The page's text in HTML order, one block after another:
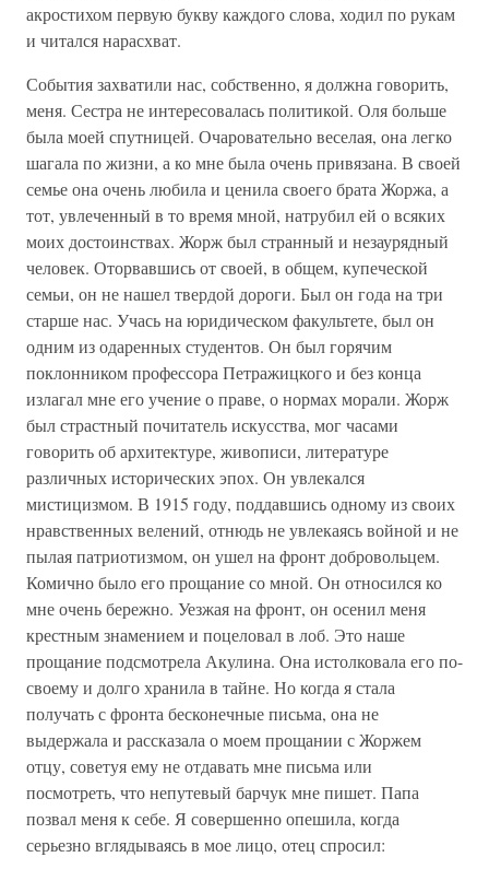
акростихом первую букву каждого слова, ходил по рукам
и читался нарасхват.
События захватили нас, собственно, я должна говорить,
меня. Сестра не интересовалась политикой. Оля больше
была моей спутницей. Очаровательно веселая, она легко
шагала по жизни, а ко мне была очень привязана. В своей
семье она очень любила и ценила своего брата Жоржа, а
тот, увлеченный в то время мной, натрубил ей о всяких
моих достоинствах. Жорж был странный и незаурядный
человек. Оторвавшись от своей, в общем, купеческой
семьи, он не нашел твердой дороги. Был он года на три
старше нас. Учась на юридическом факультете, был он
одним из одаренных студентов. Он был горячим
поклонником профессора Петражицкого и без конца
излагал мне его учение о праве, о нормах морали. Жорж
был страстный почитатель искусства, мог часами
говорить об архитектуре, живописи, литературе
различных исторических эпох. Он увлекался
мистицизмом. В 1915 году, поддавшись одному из своих
нравственных велений, отнюдь не увлекаясь войной и не
пылая патриотизмом, он ушел на фронт добровольцем.
Комично было его прощание со мной. Он относился ко
мне очень бережно. Уезжая на фронт, он осенил меня
крестным знамением и поцеловал в лоб. Это наше
прощание подсмотрела Акулина. Она истолковала его по-
своему и долго хранила в тайне. Но когда я стала
получать с фронта бесконечные письма, она не
выдержала и рассказала о моем прощании с Жоржем
отцу, советуя ему не отдавать мне письма или
посмотреть, что непутевый барчук мне пишет. Папа
позвал меня к себе. Я совершенно опешила, когда
серьезно вглядываясь в мое лицо, отец спросил: